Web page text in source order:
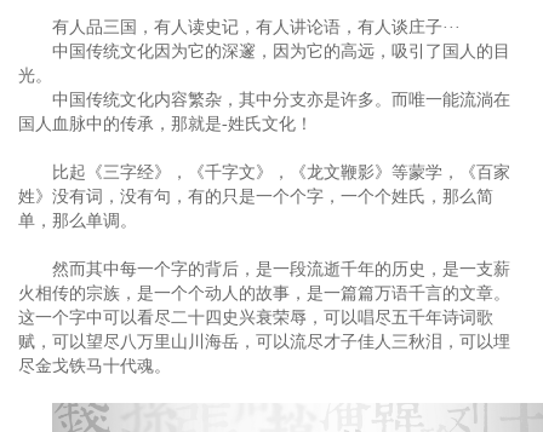
有人品三国，有人读史记，有人讲论语，有人谈庄子···
中国传统文化因为它的深邃，因为它的高远，吸引了国人的目
光。
中国传统文化内容繁杂，其中分支亦是许多。而唯一能流淌在
国人血脉中的传承，那就是-姓氏文化！
比起《三字经》，《千字文》，《龙文鞭影》等蒙学，《百家
姓》没有词，没有句，有的只是一个个字，一个个姓氏，那么简
单，那么单调。
然而其中每一个字的背后，是一段流逝千年的历史，是一支薪
火相传的宗族，是一个个动人的故事，是一篇篇万语千言的文章。
这一个字中可以看尽二十四史兴衰荣辱，可以唱尽五千年诗词歌
赋，可以望尽八万里山川海岳，可以流尽才子佳人三秋泪，可以埋
尽金戈铁马十代魂。